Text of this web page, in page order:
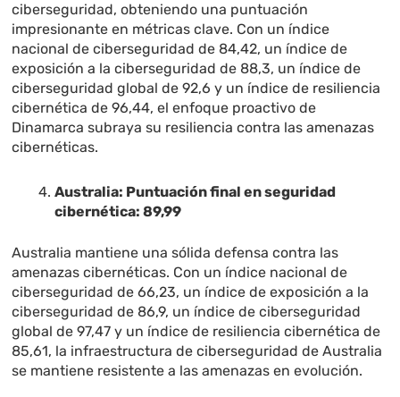
ciberseguridad, obteniendo una puntuación
impresionante en métricas clave. Con un índice
nacional de ciberseguridad de 84,42, un índice de
exposición a la ciberseguridad de 88,3, un índice de
ciberseguridad global de 92,6 y un índice de resiliencia
cibernética de 96,44, el enfoque proactivo de
Dinamarca subraya su resiliencia contra las amenazas
cibernéticas.
Australia: Puntuación final en seguridad
cibernética: 89,99
Australia mantiene una sólida defensa contra las
amenazas cibernéticas. Con un índice nacional de
ciberseguridad de 66,23, un índice de exposición a la
ciberseguridad de 86,9, un índice de ciberseguridad
global de 97,47 y un índice de resiliencia cibernética de
85,61, la infraestructura de ciberseguridad de Australia
se mantiene resistente a las amenazas en evolución.